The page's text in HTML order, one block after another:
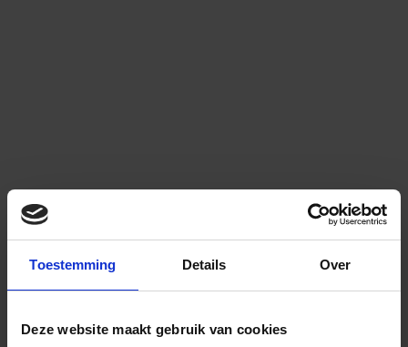
Toestemming Details Over
Deze website maakt gebruik van cookies